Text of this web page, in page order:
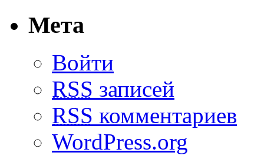
Мета
Войти
RSS записей
RSS комментариев
WordPress.org